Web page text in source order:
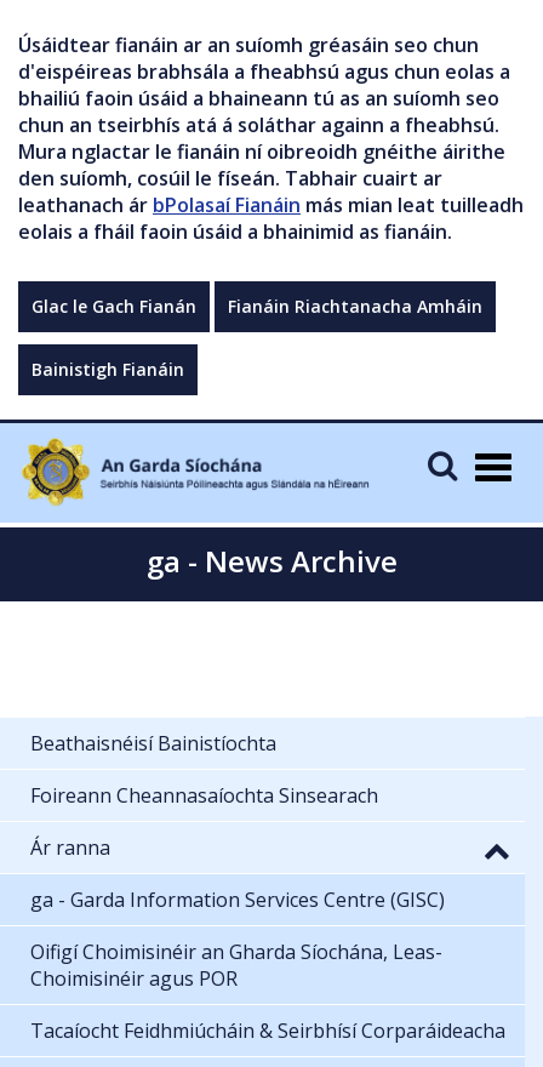
Úsáidtear fianáin ar an suíomh gréasáin seo chun
d'eispéireas brabhsála a fheabhsú agus chun eolas a
bhailiú faoin úsáid a bhaineann tú as an suíomh seo
chun an tseirbhís atá á soláthar againn a fheabhsú.
Mura nglactar le fianáin ní oibreoidh gnéithe áirithe
den suíomh, cosúil le físeán. Tabhair cuairt ar
leathanach ár bPolasaí Fianáin más mian leat tuilleadh
eolais a fháil faoin úsáid a bhainimid as fianáin.
Glac le Gach Fianán Fianáin Riachtanacha Amháin
Bainistigh Fianáin
ga - News Archive
Beathaisnéisí Bainistíochta
Foireann Cheannasaíochta Sinsearach
Ár ranna
ga - Garda Information Services Centre (GISC)
Oifigí Choimisinéir an Gharda Síochána, Leas-
Choimisinéir agus POR
Tacaíocht Feidhmiúcháin & Seirbhísí Corparáideacha